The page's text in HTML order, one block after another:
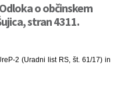
o občinskem
stran 4311.
2 (Uradni list RS, št. 61/17) in